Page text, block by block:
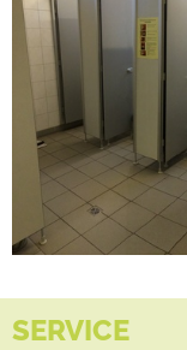
SERVICE